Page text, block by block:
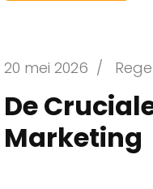
20 mei 2026 /
De
Marketing